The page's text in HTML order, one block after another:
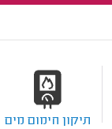
תיקון חימום מים